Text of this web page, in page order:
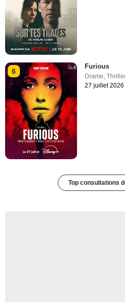
6
Furious
Drame,
27 juillet 2026
Top consultations